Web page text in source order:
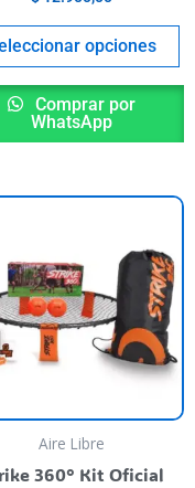
opciones
Comprar por
WhatsApp
Aire Libre
360° Kit Oficial